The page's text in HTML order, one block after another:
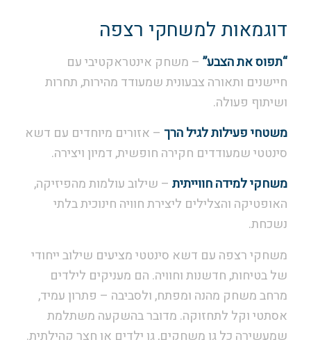
דוגמאות למשחקי רצפה
“תפוס את הצבע”– משחק אינטראקטיבי עם
חיישנים ותאורה צבעונית שמעודד מהירות, תחרות
ושיתוף פעולה.
משטחי פעילות לגיל הרך– אזורים מיוחדים עם דשא
סינטטי שמעודדים חקירה חופשית, דמיון ויצירה.
משחקי למידה חווייתית– שילוב עולמות מהפיזיקה,
האופטיקה והצלילים ליצירת חוויה חינוכית בלתי
נשכחת.
משחקי רצפה עם דשא סינטטי מציעים שילוב ייחודי
של בטיחות, חדשנות וחוויה. הם מעניקים לילדים
מרחב משחק מהנה ומפתח, ולסביבה – פתרון עמיד,
אסתטי וקל לתחזוקה. מדובר בהשקעה משתלמת
שמעשירה כל גן משחקים, גן ילדים או חצר קהילתית.